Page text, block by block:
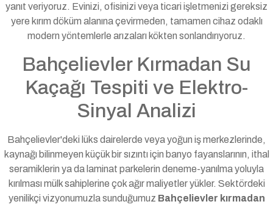
yanıt veriyoruz. Evinizi, ofisinizi veya ticari işletmenizi gereksiz
yere kırım döküm alanına çevirmeden, tamamen cihaz odaklı
modern yöntemlerle arızaları kökten sonlandırıyoruz.
Bahçelievler Kırmadan Su
Kaçağı Tespiti ve Elektro-
Sinyal Analizi
Bahçelievler'deki lüks dairelerde veya yoğun iş merkezlerinde,
kaynağı bilinmeyen küçük bir sızıntı için banyo fayanslarının, ithal
seramiklerin ya da laminat parkelerin deneme-yanılma yoluyla
kırılması mülk sahiplerine çok ağır maliyetler yükler. Sektördeki
yenilikçi vizyonumuzla sunduğumuz Bahçelievler kırmadan